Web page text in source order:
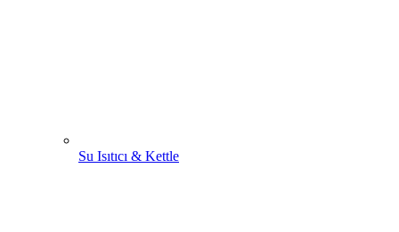
Su Isıtıcı & Kettle